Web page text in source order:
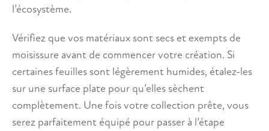
l’écosystème.
Vérifiez que vos matériaux sont secs et exempts de
moisissure avant de commencer votre création. Si
certaines feuilles sont légèrement humides, étalez-les
sur une surface plate pour qu’elles sèchent
complètement. Une fois votre collection prête, vous
serez parfaitement équipé pour passer à l’étape